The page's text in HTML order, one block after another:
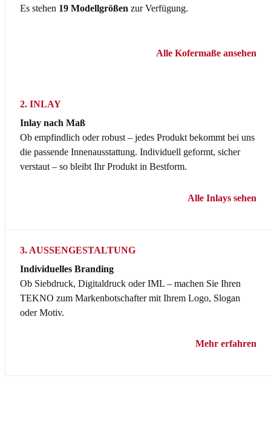
Es stehen 19 Modellgrößen zur Verfügung.
Alle Kofermaße ansehen
2. INLAY
Inlay nach Maß
Ob empfindlich oder robust – jedes Produkt bekommt bei uns
die passende Innenausstattung. Individuell geformt, sicher
verstaut – so bleibt Ihr Produkt in Bestform.
Alle Inlays sehen
3. AUSSENGESTALTUNG
Individuelles Branding
Ob Siebdruck, Digitaldruck oder IML – machen Sie Ihren
TEKNO zum Markenbotschafter mit Ihrem Logo, Slogan
oder Motiv.
Mehr erfahren